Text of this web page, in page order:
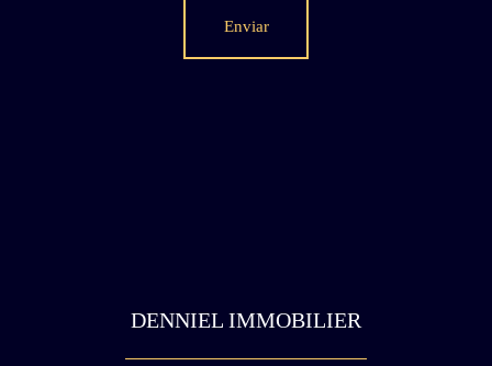
Enviar
DENNIEL IMMOBILIER